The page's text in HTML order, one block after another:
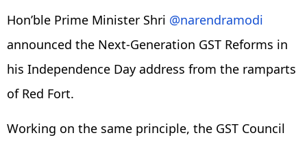
Hon’ble Prime Minister Shri @narendramodi
announced the Next-Generation GST Reforms in
his Independence Day address from the ramparts
of Red Fort.
Working on the same principle, the GST Council